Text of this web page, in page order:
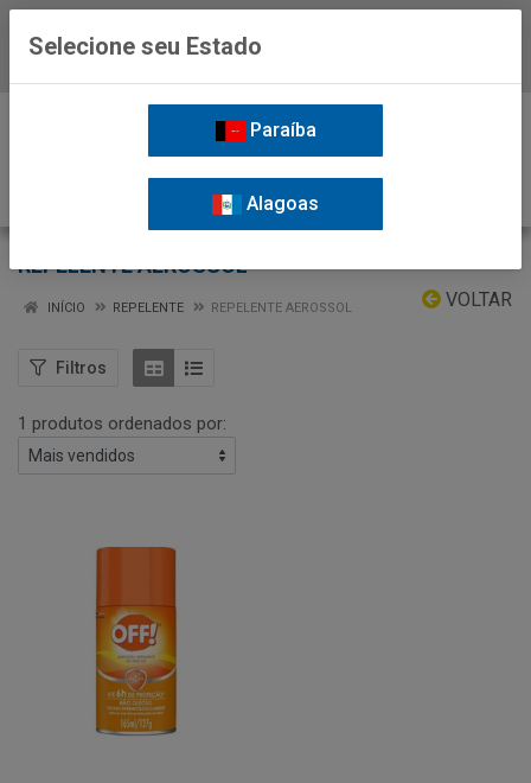
REPELENTE AEROSSOL
VOLTAR
INÍCIO REPELENTE REPELENTE AEROSSOL
Filtros
1 produtos ordenados por:
Selecione seu Estado
Paraíba
Alagoas